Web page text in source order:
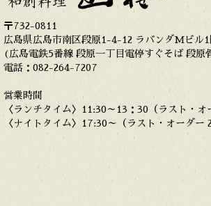
〒732-0811
広島県広島市南区段原1-4-12 ラバンダMビル1
(広島電鉄5番線 段原一丁目電停すぐそば 段原
電話：082-264-7207
営業時間
〈ランチタイム〉11:30～13：30（ラスト・オ
〈ナイトタイム〉17:30～（ラスト・オーダー